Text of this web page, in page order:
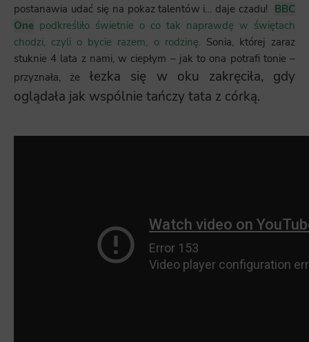
postanawia udać się na pokaz talentów i… daje czadu! BBC
One podkreśliło świetnie o co tak naprawdę w świętach
chodzi, czyli o bycie razem, o rodzinę.Sonia, której zaraz
stuknie 4 lata z nami, w ciepłym – jak to ona potrafi tonie –
przyznała, że
łezka się w oku zakręciła, gdy
oglądała jak wspólnie tańczy tata z córką.